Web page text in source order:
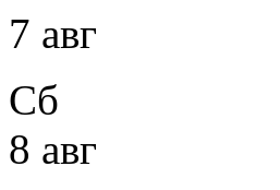
7 авг
Сб
8 авг